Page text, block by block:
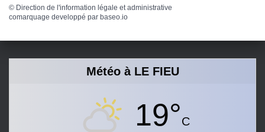
© Direction de l'information légale et administrative
comarquage developpé par baseo.io
Météo à LE FIEU
19°C